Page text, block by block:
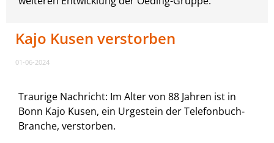
Kajo Kusen verstorben
01-06-2024
Traurige Nachricht: Im Alter von 88 Jahren ist in
Bonn Kajo Kusen, ein Urgestein der Telefonbuch-
Branche, verstorben.